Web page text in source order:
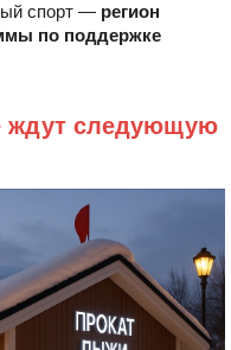
спорт — регион
по поддержке
ждут следующую